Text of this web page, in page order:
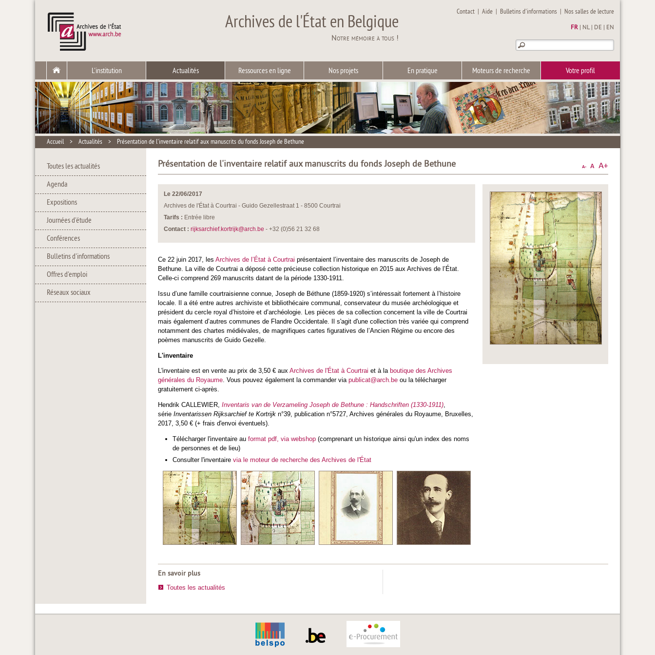
Archives de l'État en Belgique
Notre mémoire à tous !
Contact |Aide | Bulletins d'informations | Nos salles de lecture
FR NL| DE EN
L'institution Actualités Ressources en ligne Nos projets En pratique Moteurs de recherche Votre profil
Accueil > Actualités > Présentation de l'inventaire relatif aux manuscrits du fonds Joseph de Bethune
Toutes les actualités
Agenda
Expositions
Journées d'étude
Conférences
Bulletins d'informations
Offres d'emploi
Réseaux sociaux
Présentation de l'inventaire relatif aux manuscrits du fonds Joseph de Bethune
Le 22/06/2017
Archives de l'État à Courtrai - Guido Gezellestraat 1 - 8500 Courtrai
Tarifs : Entrée libre
Contact : rijksarchief.kortrijk@arch.be - +32 (0)56 21 32 68
Ce 22 juin 2017, les Archives de l’État à Courtrai présentaient l’inventaire des manuscrits de Joseph de
Bethune. La ville de Courtrai a déposé cette précieuse collection historique en 2015 aux Archives de l’État.
Celle-ci comprend 269 manuscrits datant de la période 1330-1911.
Issu d’une famille courtraisienne connue, Joseph de Béthune (1859-1920) s’intéressait fortement à l’histoire
locale. Il a été entre autres archiviste et bibliothécaire communal, conservateur du musée archéologique et
président du cercle royal d’histoire et d’archéologie. Les pièces de sa collection concernent la ville de Courtrai
mais également d’autres communes de Flandre Occidentale. Il s'agit d'une collection très variée qui comprend
notamment des chartes médiévales, de magnifiques cartes figuratives de l’Ancien Régime ou encore des
poèmes manuscrits de Guido Gezelle.
L'inventaire
L'inventaire est en vente au prix de 3,50 € aux Archives de l'État à Courtrai et à la boutique des Archives
générales du Royaume. Vous pouvez également la commander via publicat@arch.be ou la télécharger
gratuitement ci-après.
Hendrik CALLEWIER, Inventaris van de Verzameling Joseph de Bethune : Handschriften (1330-1911),
série Inventarissen Rijksarchief te Kortrijk n°39, publication n°5727, Archives générales du Royaume, Bruxelles,
2017, 3,50 € (+ frais d'envoi éventuels).
Télécharger l'inventaire au format pdf, via webshop (comprenant un historique ainsi qu'un index des noms
de personnes et de lieu)
Consulter l'inventaire via le moteur de recherche des Archives de l'État
En savoir plus
Toutes les actualités